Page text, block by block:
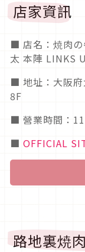
店家資訊
■ 店名：焼肉の
太 本陣 LINKS
■ 地址：大阪府
8F
■ 營業時間：
■ OFFICIAL
路地裏焼